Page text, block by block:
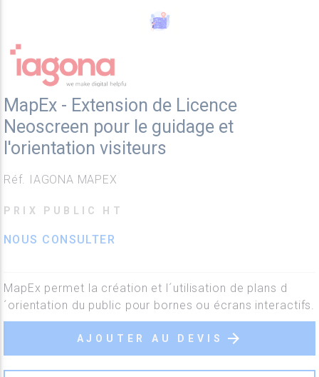
MapEx - Extension de Licence
Neoscreen pour le guidage et
l'orientation visiteurs
Réf. IAGONA MAPEX
PRIX PUBLIC HT
NOUS CONSULTER
MapEx permet la création et l´utilisation de plans d
´orientation du public pour bornes ou écrans interactifs.
AJOUTER AU DEVIS arrow_forward